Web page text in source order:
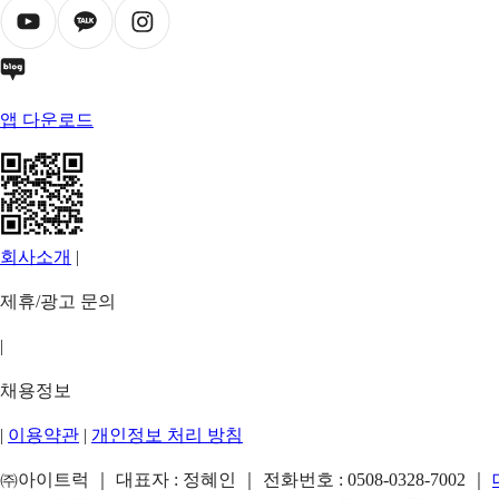
앱 다운로드
회사소개 |
제휴/광고 문의
|
채용정보
| 이용약관 | 개인정보 처리 방침
㈜아이트럭 ｜ 대표자 : 정혜인 ｜ 전화번호 : 0508-0328-7002